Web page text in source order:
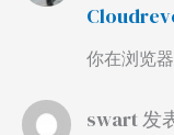
你在浏览
swart发